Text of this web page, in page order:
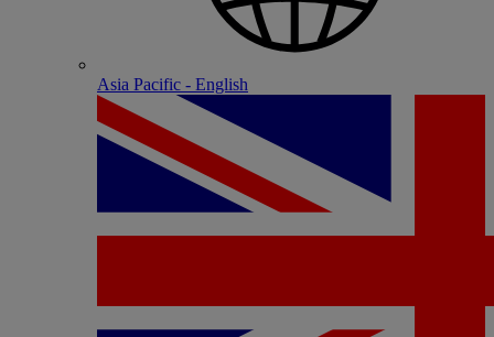
Asia Pacific - English